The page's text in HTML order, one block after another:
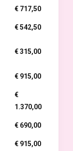
€ 717,50
€ 542,50
€ 315,00
€ 915,00
€
1.370,00
€ 690,00
€ 915,00